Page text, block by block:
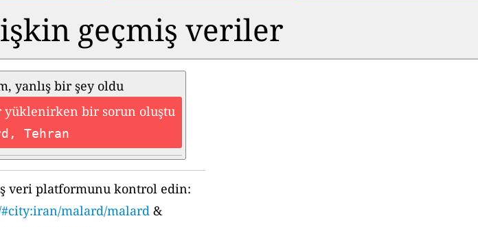
geçmiş veriler
yanlış bir şey oldu
yüklenirken bir sorun oluştu
Tehran
veri platformunu kontrol edin:
malard/malard &